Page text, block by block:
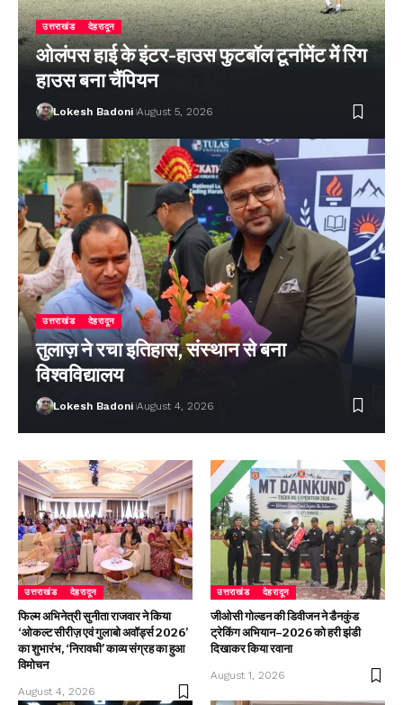
उत्तराखंड देहरादून
ओलंपस हाई के इंटर-हाउस फुटबॉल टूर्नामेंट में रिग
हाउस बना चैंपियन
Lokesh Badoni August 5, 2026
उत्तराखंड देहरादून
तुलाज़ ने रचा इतिहास, संस्थान से बना
विश्वविद्यालय
Lokesh Badoni August 4, 2026
उत्तराखंड देहरादून
फिल्म अभिनेत्री सुनीता राजवार ने किया
‘ओकल्ट सीरीज़ एवं गुलाबो अवॉर्ड्स 2026’
का शुभारंभ, ‘निरावधी’ काव्य संग्रह का हुआ
विमोचन
August 4, 2026
उत्तराखंड देहरादून
जीओसी गोल्डन की डिवीजन ने डैनकुंड
ट्रेकिंग अभियान–2026 को हरी झंडी
दिखाकर किया रवाना
August 1, 2026